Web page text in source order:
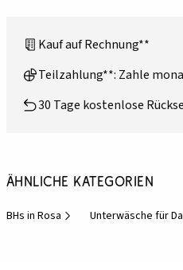
Kauf auf Rechnung**
Teilzahlung**: Zahle
30 Tage kostenlose
Ähnliche Kategorien
BHs in Rosa Unterwäsche für